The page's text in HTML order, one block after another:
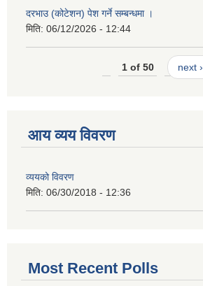
दरभाउ (कोटेशन) पेश गर्ने सम्बन्धमा ।
मिति: 06/12/2026 - 12:44
1 of 50 next ›
आय व्यय विवरण
व्ययको विवरण
मिति: 06/30/2018 - 12:36
Most Recent Polls